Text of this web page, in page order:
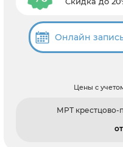
Онлайн
Цены с
МРТ крестцово-